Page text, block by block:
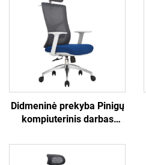
Didmeninė prekyba Pinigų
kompiuterinis darbas
atsiguldytuvas Patogi
tinklinio audinio